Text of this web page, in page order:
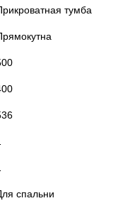
тумба
спальни